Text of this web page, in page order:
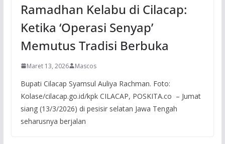
Ramadhan Kelabu di Cilacap:
Ketika ‘Operasi Senyap’
Memutus Tradisi Berbuka
Maret 13, 2026 Mascos
Bupati Cilacap Syamsul Auliya Rachman. Foto:
Kolase/cilacap.go.id/kpk CILACAP, POSKITA.co – Jumat
siang (13/3/2026) di pesisir selatan Jawa Tengah
seharusnya berjalan